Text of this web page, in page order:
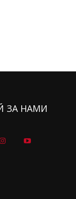
ЗА НАМИ